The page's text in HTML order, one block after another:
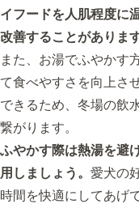
イフードを人肌程度に
改善することがあります
また、お湯でふやかす
て食べやすさを向上さ
できるため、冬場の飲
繋がります。
ふやかす際は熱湯を避
用しましょう。 愛犬の
時間を快適にしてあげ